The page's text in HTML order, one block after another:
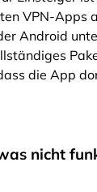
VPN-Apps
Android
die App
nicht